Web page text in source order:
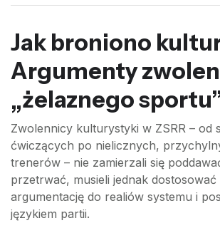
Jak broniono
Argumenty
„żelaznego
Zwolennicy kulturystyki w ZSRR – od
ćwiczących po nielicznych,
trenerów – nie zamierzali się
przetrwać, musieli jednak dostosować
argumentację do realiów systemu i
językiem partii.